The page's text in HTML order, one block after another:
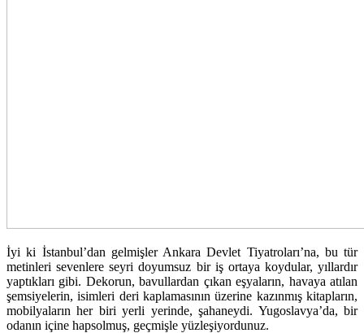
İyi ki İstanbul’dan gelmişler Ankara Devlet Tiyatroları’na, bu tür
metinleri sevenlere seyri doyumsuz bir iş ortaya koydular, yıllardır
yaptıkları gibi. Dekorun, bavullardan çıkan eşyaların, havaya atılan
şemsiyelerin, isimleri deri kaplamasının üzerine kazınmış kitapların,
mobilyaların her biri yerli yerinde, şahaneydi. Yugoslavya’da, bir
odanın içine hapsolmuş, geçmişle yüzleşiyordunuz.